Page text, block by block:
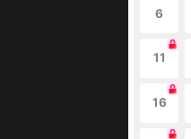
6
11
16